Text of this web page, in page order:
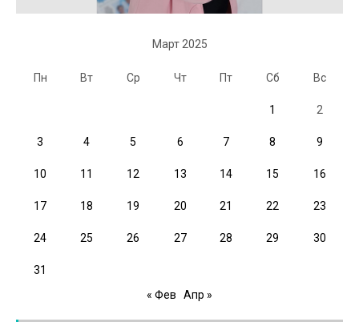
Март 2025
Пн Вт Ср Чт Пт Сб Вс
1 2
3 4 5 6 7 8 9
10 11 12 13 14 15 16
17 18 19 20 21 22 23
24 25 26 27 28 29 30
31
« Фев
Апр »